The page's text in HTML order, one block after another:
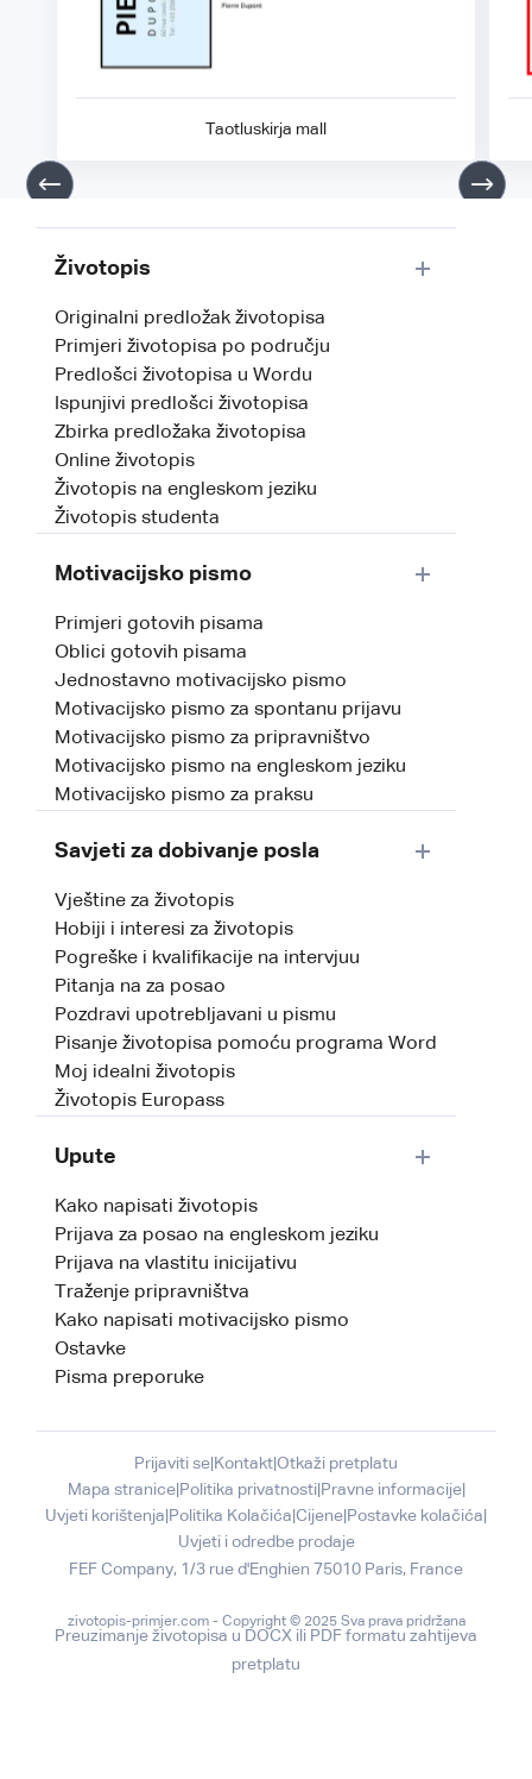
Taotluskirja mall
Životopis
Originalni predložak životopisa
Primjeri životopisa po području
Predlošci životopisa u Wordu
Ispunjivi predlošci životopisa
Zbirka predložaka životopisa
Online životopis
Životopis na engleskom jeziku
Životopis studenta
Motivacijsko pismo
Primjeri gotovih pisama
Oblici gotovih pisama
Jednostavno motivacijsko pismo
Motivacijsko pismo za spontanu prijavu
Motivacijsko pismo za pripravništvo
Motivacijsko pismo na engleskom jeziku
Motivacijsko pismo za praksu
Savjeti za dobivanje posla
Vještine za životopis
Hobiji i interesi za životopis
Pogreške i kvalifikacije na intervjuu
Pitanja na za posao
Pozdravi upotrebljavani u pismu
Pisanje životopisa pomoću programa Word
Moj idealni životopis
Životopis Europass
Upute
Kako napisati životopis
Prijava za posao na engleskom jeziku
Prijava na vlastitu inicijativu
Traženje pripravništva
Kako napisati motivacijsko pismo
Ostavke
Pisma preporuke
Prijaviti se Kontakt Otkaži pretplatu
Mapa stranice| Politika privatnosti| Pravne informacije|
Uvjeti korištenja Politika Kolačića Cijene Postavke kolačića
Uvjeti i odredbe prodaje
Preuzimanje životopisa u DOCX ili PDF formatu zahtijeva
pretplatu
zivotopis-primjer.com - Copyright © 2025 Sva prava pridržana